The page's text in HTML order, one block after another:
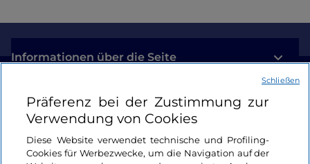
Informationen über die Seite
Nützliche Links
Login
Präferenz bei der Zustimmung zur
Verwendung von Cookies
Diese Website verwendet technische und Profiling-
Cookies für Werbezwecke, um die Navigation auf der
Schließen